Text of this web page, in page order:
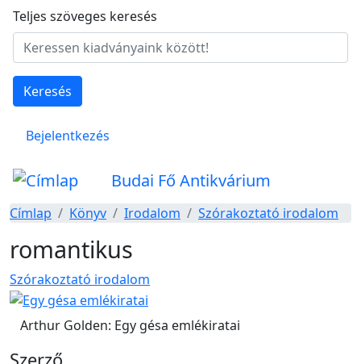
Ugrás a tartalomra
Teljes szöveges keresés
Keresés
Felhasználói fiók menüje
Bejelentkezés
Budai Fő Antikvárium
Címlap Könyv Irodalom Szórakoztató irodalom
romantikus
Szórakoztató irodalom
Arthur Golden: Egy gésa emlékiratai